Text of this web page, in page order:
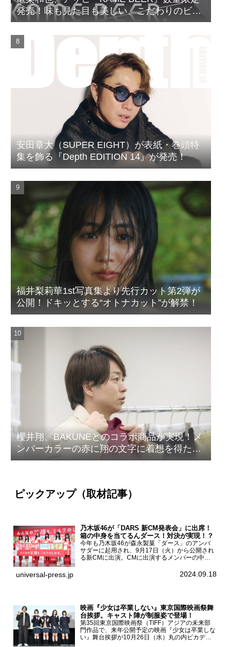
発売！味も見た目も美しい、こだわりのビー
ルがついに完成
安田章大（SUPER EIGHT）が表紙・巻頭特
集を飾る『Depth EDITION 14』が発売！
福井梨莉華1st写真集より先行カット第2弾が
公開！ドキッとする“オトナカット”が解禁！
櫻井翔、BAKUNEとのコラボ商品が実現！メ
ンバーカラーの赤に翔の文字に着想を得たデ
ザイン
ピックアップ（取材記事）
乃木坂46が「DARS 新CM発表会」に出席！
箱の中身を当てるんダース！対決が実現！？
今年も乃木坂46が森永製菓「ダース」のアンバ
サダーに起用され、9月17日（火）から公開され
る新CMに出演。CMに出演するメンバーの中か
一ノ瀬美空、菅原咲月が都内にて開催された
universal-press.jp 2024.09.18
映画『少女は卒業しない』東京国際映画祭舞
台挨拶。キャスト陣が制服姿で登場！
第35回東京国際映画祭（TIFF）アジアの未来部
門作品で、来年公開予定の映画『少女は卒業しな
い』舞台挨拶が10月26日（水）丸の内ピカデリ